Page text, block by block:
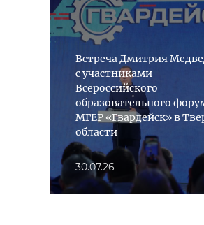
Встреча Дмитрия
с участниками
Всероссийского
образовательного
МГЕР «Гвардейск» в
области
30.07.26